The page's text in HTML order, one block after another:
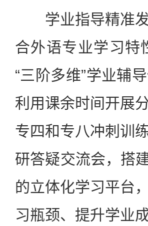
学业指导精准发
合外语专业学习特
“三阶多维”学业辅
利用课余时间开展
专四和专八冲刺训
研答疑交流会，搭
的立体化学习平台
习瓶颈、提升学业成